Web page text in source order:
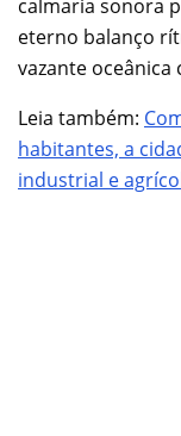
calmaria sonora
eterno balanço
vazante oceânica
Leia também:
habitantes, a
industrial e